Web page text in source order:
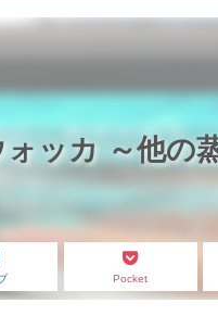
ッカ ～他の
Pocket